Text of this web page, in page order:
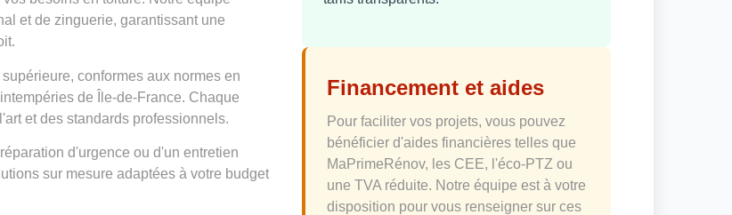
et de zinguerie, garantissant une
conformes aux normes en
de Île-de-France. Chaque
et des standards professionnels.
d'urgence ou d'un entretien
sur mesure adaptées à votre budget
Financement et aides
Pour faciliter vos projets, vous pouvez
bénéficier d'aides financières telles que
MaPrimeRénov, les CEE, l'éco-PTZ ou
une TVA réduite. Notre équipe est à votre
disposition pour vous renseigner sur ces